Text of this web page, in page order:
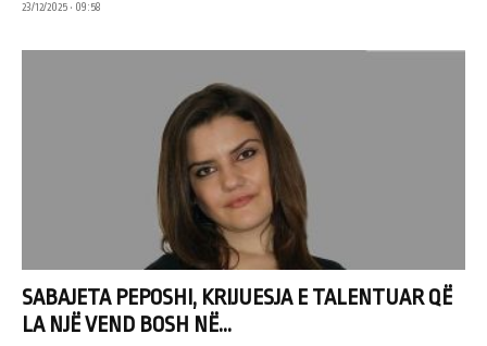
23/12/2025 • 09:58
SABAJETA PEPOSHI, KRIJUESJA E TALENTUAR QË
LA NJË VEND BOSH NË...